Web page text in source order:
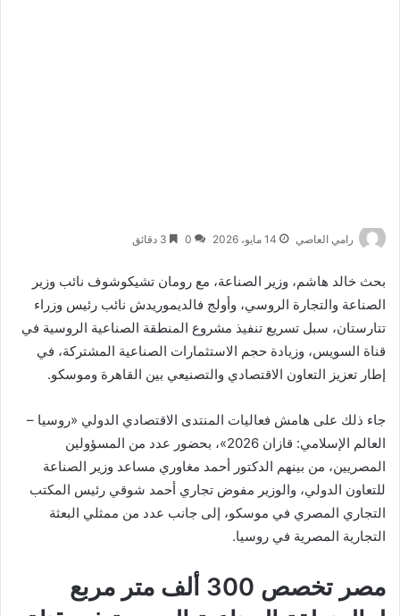
رامي العاصي 14 مايو، 2026 0
بحث خالد هاشم، وزير الصناعة، مع رومان تشيكوشوف نائب وزير
الصناعة والتجارة الروسي، وأولج فالديموريدش نائب رئيس وزراء
تتارستان، سبل تسريع تنفيذ مشروع المنطقة الصناعية الروسية في
قناة السويس، وزيادة حجم الاستثمارات الصناعية المشتركة، في
إطار تعزيز التعاون الاقتصادي والتصنيعي بين القاهرة وموسكو.
جاء ذلك على هامش فعاليات المنتدى الاقتصادي الدولي «روسيا –
العالم الإسلامي: قازان 2026»، بحضور عدد من المسؤولين
المصريين، من بينهم الدكتور أحمد مغاوري مساعد وزير الصناعة
للتعاون الدولي، والوزير مفوض تجاري أحمد شوقي رئيس المكتب
التجاري المصري في موسكو، إلى جانب عدد من ممثلي البعثة
التجارية المصرية في روسيا.
مصر تخصص 300 ألف متر مربع